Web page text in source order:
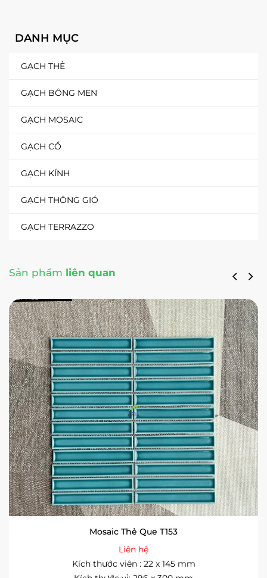
DANH MỤC
GẠCH THẺ
GẠCH BÔNG MEN
GẠCH MOSAIC
GẠCH CỔ
GẠCH KÍNH
GẠCH THÔNG GIÓ
GẠCH TERRAZZO
Sản phẩm liên quan
Mosaic Thẻ Que T153
Liên hệ
Kích thước viên : 22 x 145 mm